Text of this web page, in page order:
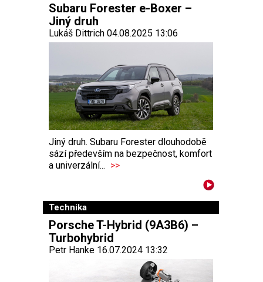
Subaru Forester e-Boxer –
Jiný druh
Lukáš Dittrich 04.08.2025 13:06
Jiný druh. Subaru Forester dlouhodobě
sází především na bezpečnost, komfort
a univerzální... >>
Technika
Porsche T-Hybrid (9A3B6) –
Turbohybrid
Petr Hanke 16.07.2024 13:32